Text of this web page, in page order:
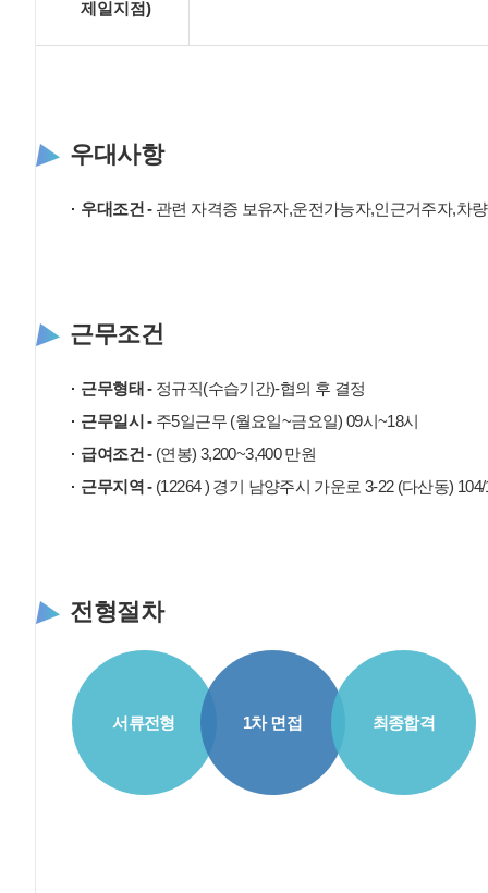
제일지점)
우대사항
우대조건 - 관련 자격증 보유자,운전가능자,인근거주자,차
근무조건
근무형태 - 정규직(수습기간)-협의 후 결정
근무일시 - 주5일근무 (월요일~금요일) 09시~18시
급여조건 - (연봉) 3,200~3,400 만원
근무지역 - (12264 ) 경기 남양주시 가운로 3-22 (다산동)
전형절차
서류전형 1차 면접 최종합격